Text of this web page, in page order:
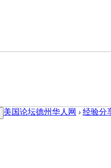
美国论坛德州华人网 › 经验分